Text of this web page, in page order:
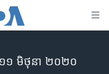
១ មិថុនា ២០២០